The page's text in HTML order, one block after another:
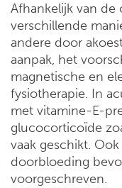
Afhankelijk van de
verschillende
andere door
aanpak, het
magnetische en
fysiotherapie. In
met vitamine-E-
glucocorticoïde
vaak geschikt.
doorbloeding
voorgeschreven.